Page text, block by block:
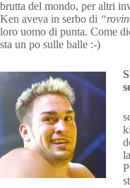
brutta del mondo, per altri
Ken aveva in serbo di
loro uomo di punta. Come
sta un po sulle balle :-)